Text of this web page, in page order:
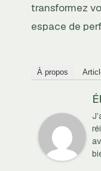
transformez
espace de
À propos